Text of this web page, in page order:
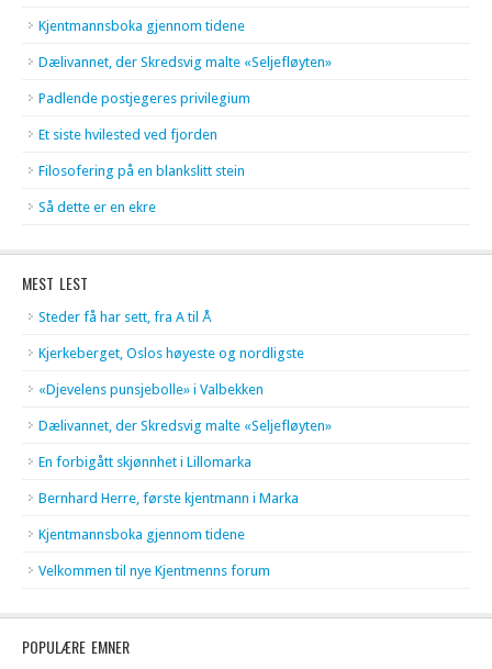
Kjentmannsboka gjennom tidene
Dælivannet, der Skredsvig malte «Seljefløyten»
Padlende postjegeres privilegium
Et siste hvilested ved fjorden
Filosofering på en blankslitt stein
Så dette er en ekre
MEST LEST
Steder få har sett, fra A til Å
Kjerkeberget, Oslos høyeste og nordligste
«Djevelens punsjebolle» i Valbekken
Dælivannet, der Skredsvig malte «Seljefløyten»
En forbigått skjønnhet i Lillomarka
Bernhard Herre, første kjentmann i Marka
Kjentmannsboka gjennom tidene
Velkommen til nye Kjentmenns forum
POPULÆRE EMNER